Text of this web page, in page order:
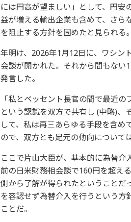
には円高が望ましい」として、円
益が増える輸出企業も含めて、さら
を阻止する方針を固めたと見られる。
年明け、2026年1月12日に、ワシン
会談が開かれた。それから間もない
発言した。
「私とベッセント長官の間で最近
という認識を双方で共有し (中略)、
して、私は再三あらゆる手段を含
ので、双方とも足元の動向について
ここで片山大臣が、基本的に為替
前の日米財務相会談で160円を超え
側から了解が得られたということだ
を容認せず為替介入を行うという方
ことだ。